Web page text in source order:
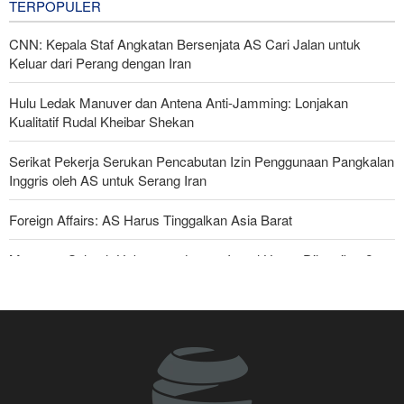
TERPOPULER
CNN: Kepala Staf Angkatan Bersenjata AS Cari Jalan untuk
Keluar dari Perang dengan Iran
Hulu Ledak Manuver dan Antena Anti-Jamming: Lonjakan
Kualitatif Rudal Kheibar Shekan
Serikat Pekerja Serukan Pencabutan Izin Penggunaan Pangkalan
Inggris oleh AS untuk Serang Iran
Foreign Affairs: AS Harus Tinggalkan Asia Barat
Mengapa Seluruh Hubungan dengan Israel Harus Dihentikan?
Joe Kent: Komunitas Intelijen AS Tahu Iran Tidak Buat Nuklir, Tapi
Suara Mereka Dibungkam